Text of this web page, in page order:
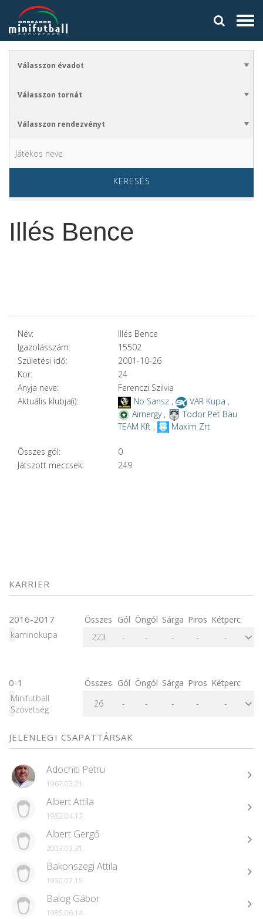
KERESÉS
Illés Bence
Név:
Illés Bence
Igazolásszám:
15502
Születési idő:
2001-10-26
Kor:
24
Anyja neve:
Ferenczi Szilvia
Aktuális klubja(i):
No Sansz , VAR Kupa ,
Airnergy,
Todor Pet Bau
TEAM Kft, Maxim Zrt
Összes gól:
0
Játszott meccsek:
249
KARRIER
2016-2017 Összes Gól Öngól Sárga Piros Kétperc
kaminokupa
223 - - - - -
0-1 Összes Gól Öngól Sárga Piros Kétperc
Minifutball
Szövetség
26 - - - - -
JELENLEGI CSAPATTÁRSAK
Adochiti Petru
1967.03.21
Albert Attila
1982.04.13
Albert Gergő
2003.03.31
Bakonszegi Attila
1990.07.15
Balog Gábor
1985.06.14